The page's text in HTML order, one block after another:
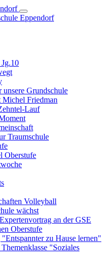
unsere Grundschule
Michel Friedman
Lauf
Traumschule
Oberstufe
Volleyball
wächst
an der GSE
Oberstufe
zu Hause lernen"
"Soziales